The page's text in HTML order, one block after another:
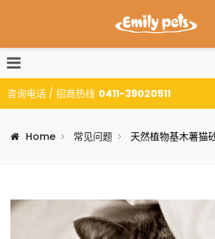
咨询电话 / 招商热线 0411-39020511
Home 常见问题 天然植物基木薯猫